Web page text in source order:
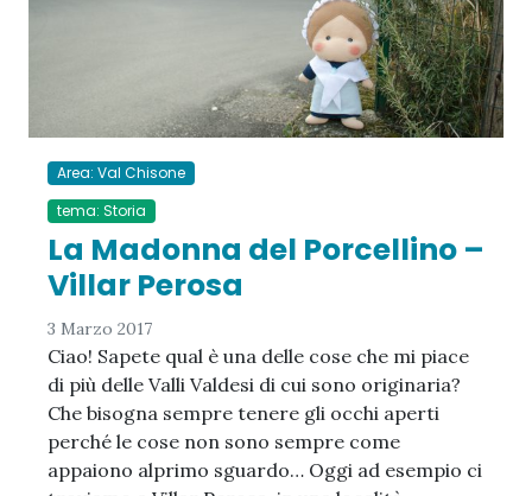
Area: Val Chisone
tema: Storia
La Madonna del Porcellino –
Villar Perosa
3 Marzo 2017
Ciao! Sapete qual è una delle cose che mi piace
di più delle Valli Valdesi di cui sono originaria?
Che bisogna sempre tenere gli occhi aperti
perché le cose non sono sempre come
appaiono alprimo sguardo… Oggi ad esempio ci